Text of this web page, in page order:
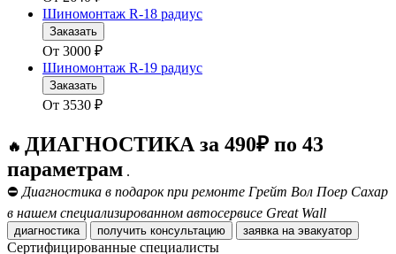
Шиномонтаж R-18 радиус
Заказать
От 3000 ₽
Шиномонтаж R-19 радиус
Заказать
От 3530 ₽
🔥 ДИАГНОСТИКА за 490₽ по 43
параметрам .
⛔ Диагностика в подарок при ремонте Грейт Вол Поер Сахар
в нашем специализированном автосервисе Great Wall
диагностика получить консультацию заявка на эвакуатор
Сертифицированные специалисты